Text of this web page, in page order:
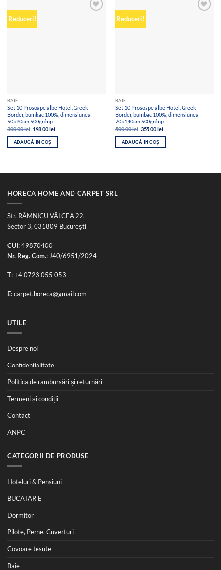
Reduceri!
BAIE
Set 10 Prosoape albe Hotel, Greek
Border, bumbac 100%, dimensiunea
50x90cm 500gr/mp
300,00lei Prețul
inițial
a
fost:
198,00 leiPrețul
ADAUGĂ ÎN COȘ
Reduceri!
BAIE
Set 10 Prosoape albe Hotel, Greek
Border, bumbac 100%, dimensiunea
70x140cm 500gr/mp
500,00lei Prețul
inițial
a
fost:
355,00 leiPrețul
ADAUGĂ ÎN COȘ
HORECA HOME AND CARPET SRL
Str. RÂMNICU VÂLCEA 22,
Sector 3, 031809 București
CUI: 49870400
Nr. Reg. Com.: J40/6951/2024
T:+4 0723 055 053
E:carpet.horeca@gmail.com
UTILE
Despre noi
Confidențialitate
Politica de rambursări și returnări
Termeni și condiții
Contact
ANPC
CATEGORII DE PRODUSE
Hoteluri & Pensiuni
BUCATARIE
Dormitor
Pilote, Perne, Cuverturi
Covoare tesute
Baie